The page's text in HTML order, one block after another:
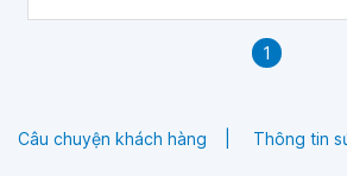
1
Câu chuyện khách hàng Thông tin